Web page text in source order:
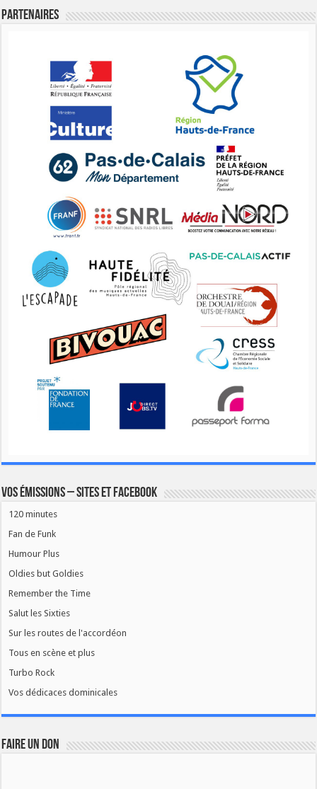
Partenaires
Vos émissions – Sites et Facebook
120 minutes
Fan de Funk
Humour Plus
Oldies but Goldies
Remember the Time
Salut les Sixties
Sur les routes de l'accordéon
Tous en scène et plus
Turbo Rock
Vos dédicaces dominicales
FAIRE UN DON